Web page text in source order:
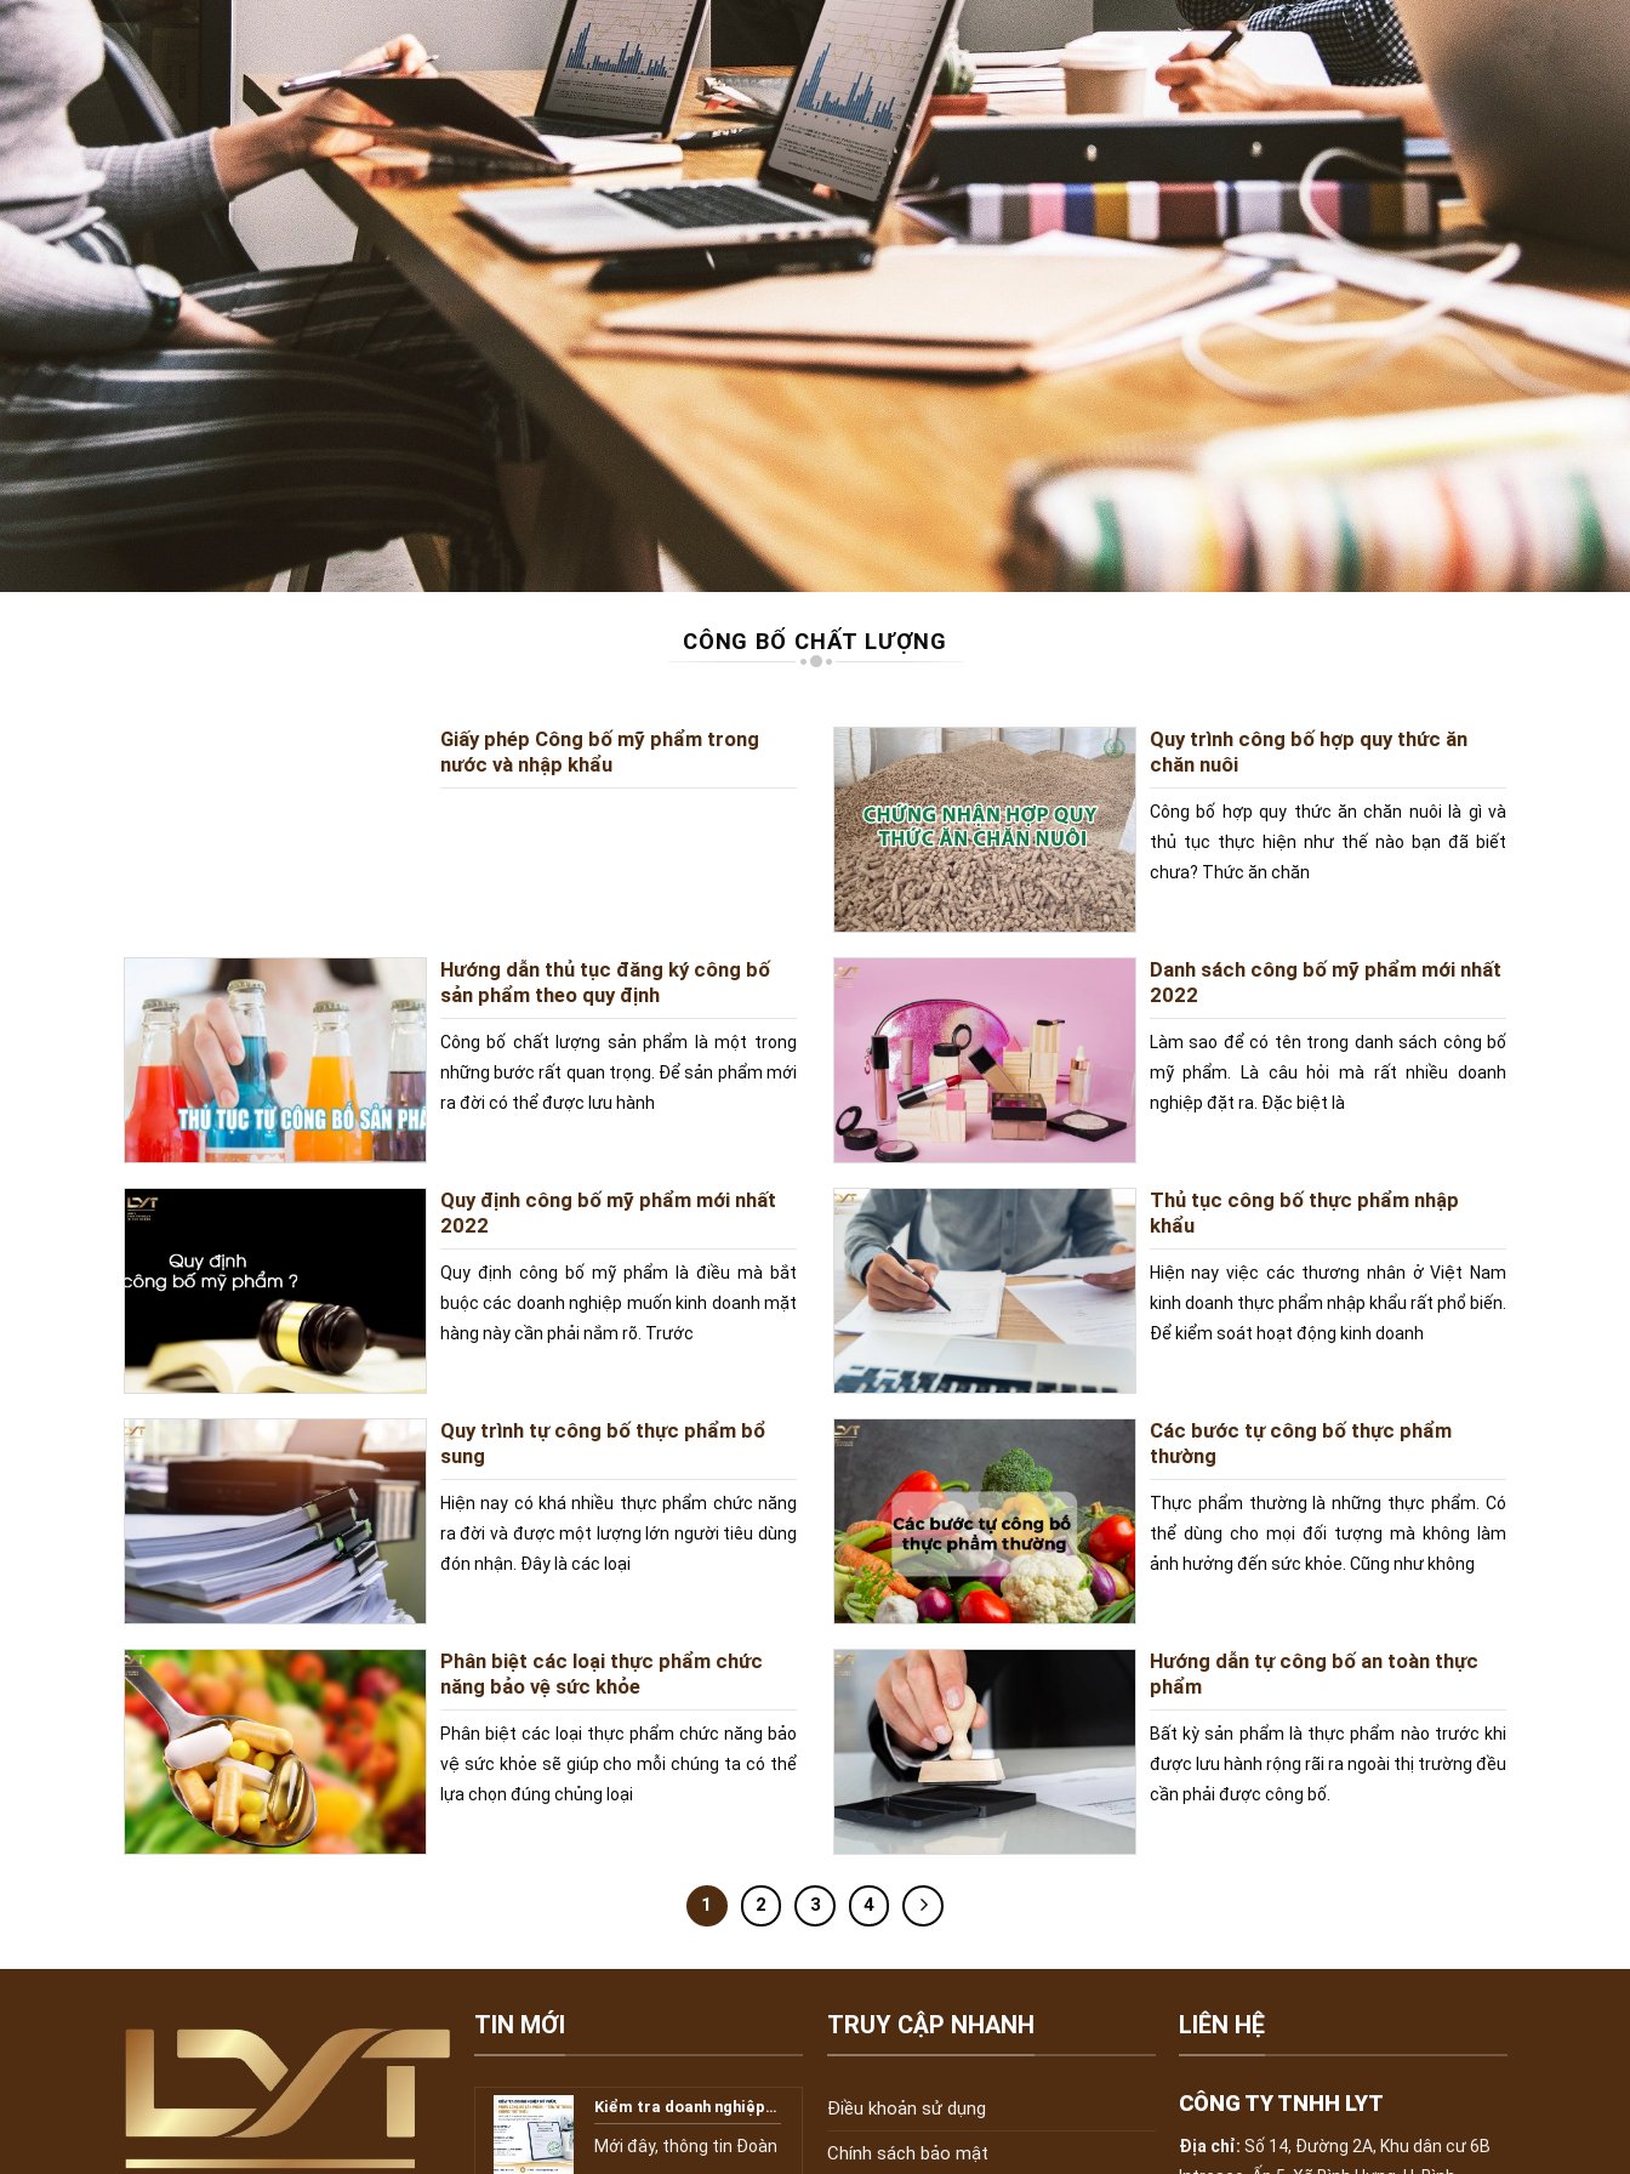
CÔNG BỐ CHẤT LƯỢNG
Giấy phép Công bố mỹ phẩm trong
nước và nhập khẩu
Quy trình công bố hợp quy thức ăn
chăn nuôi
Công bố hợp quy thức ăn chăn nuôi là gì và
thủ tục thực hiện như thế nào bạn đã biết
chưa? Thức ăn chăn
Hướng dẫn thủ tục đăng ký công bố
sản phẩm theo quy định
Công bố chất lượng sản phẩm là một trong
những bước rất quan trọng. Để sản phẩm mới
ra đời có thể được lưu hành
Danh sách công bố mỹ phẩm mới nhất
2022
Làm sao để có tên trong danh sách công bố
mỹ phẩm. Là câu hỏi mà rất nhiều doanh
nghiệp đặt ra. Đặc biệt là
Quy định công bố mỹ phẩm mới nhất
2022
Quy định công bố mỹ phẩm là điều mà bắt
buộc các doanh nghiệp muốn kinh doanh mặt
hàng này cần phải nắm rõ. Trước
Thủ tục công bố thực phẩm nhập
khẩu
Hiện nay việc các thương nhân ở Việt Nam
kinh doanh thực phẩm nhập khẩu rất phổ biến.
Để kiểm soát hoạt động kinh doanh
Quy trình tự công bố thực phẩm bổ
sung
Hiện nay có khá nhiều thực phẩm chức năng
ra đời và được một lượng lớn người tiêu dùng
đón nhận. Đây là các loại
Các bước tự công bố thực phẩm
thường
Thực phẩm thường là những thực phẩm. Có
thể dùng cho mọi đối tượng mà không làm
ảnh hưởng đến sức khỏe. Cũng như không
Phân biệt các loại thực phẩm chức
năng bảo vệ sức khỏe
Phân biệt các loại thực phẩm chức năng bảo
vệ sức khỏe sẽ giúp cho mỗi chúng ta có thể
lựa chọn đúng chủng loại
Hướng dẫn tự công bố an toàn thực
phẩm
Bất kỳ sản phẩm là thực phẩm nào trước khi
được lưu hành rộng rãi ra ngoài thị trường đều
cần phải được công bố.
1 2 3 4
TIN MỚI
Kiểm tra doanh nghiệp
mỹ phẩm: Vì sao Phiếu
công bố sản phẩm là
Mới đây, thông tin Đoàn
TRUY CẬP NHANH
Điều khoản sử dụng
Chính sách bảo mật
LIÊN HỆ
CÔNG TY TNHH LYT
Địa chỉ: Số 14, Đường 2A, Khu dân cư 6B